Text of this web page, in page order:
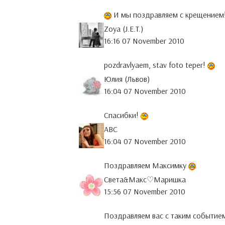
И мы поздравляем с
Zoya (J.E.T.)
16:16 07 November 2010
pozdravlyaem, stav foto teper!
Юлия (Львов)
16:04 07 November 2010
Спасибки!
АВС
16:04 07 November 2010
Поздравляем Максимку
Света&Макс♡Маришка
15:56 07 November 2010
Поздравляем вас с таким